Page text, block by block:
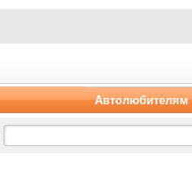
Автолюбителям